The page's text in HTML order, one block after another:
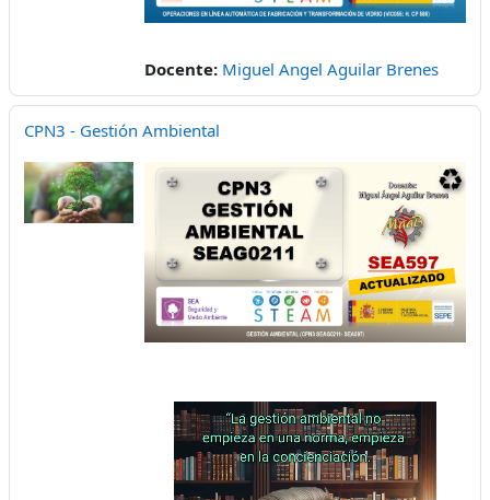
Docente: Miguel Angel Aguilar Brenes
CPN3 - Gestión Ambiental